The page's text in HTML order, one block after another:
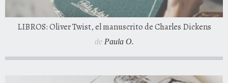
LIBROS: Oliver Twist, el manuscrito de Charles Dickens
de Paula O.